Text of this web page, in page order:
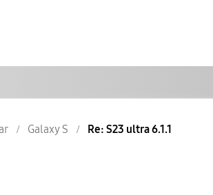
Galaxy S Re: S23 ultra 6.1.1